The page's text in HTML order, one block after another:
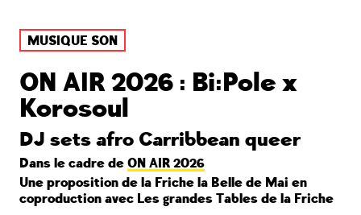
MUSIQUE SON
ON AIR 2026 : Bi:Pole x
Korosoul
DJ sets afro Carribbean queer
Dans le cadre de ON AIR 2026
Une proposition de la Friche la Belle de Mai en
coproduction avec Les grandes Tables de la Friche